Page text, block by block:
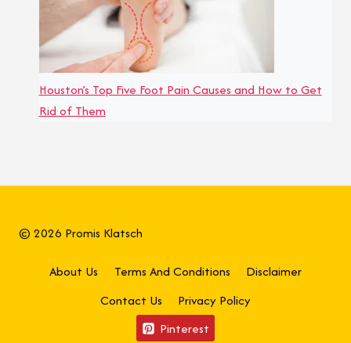
Houston’s Top Five Foot Pain Causes and How to Get
Rid of Them
© 2026 Promis Klatsch
About Us Terms And Conditions
Disclaimer
Contact Us
Privacy Policy
Pinterest